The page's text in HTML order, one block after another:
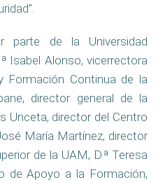
parte de la Universidad
Isabel Alonso, vicerrectora
Formación Continua de la
director general de la
Unceta, director del Centro
María Martínez, director
de la UAM, D.ª Teresa
de Apoyo a la Formación,